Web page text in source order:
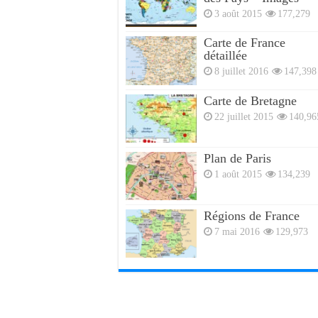
3 août 2015 177,279
Carte de France
détaillée
8 juillet 2016 147,398
Carte de Bretagne
22 juillet 2015
Plan de Paris
1 août 2015 134,239
Régions de France
7 mai 2016 129,973